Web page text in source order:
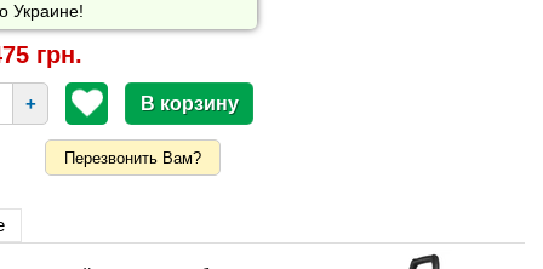
Украине!
грн.
+
Перезвонить Вам?